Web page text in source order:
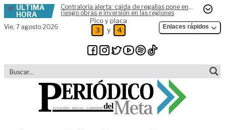
Skip to content
ÚLTIMA
HORA
Contraloría alerta: caída de regalías pone en
riesgo obras e inversión en las regiones
Vie, 7 agosto 2026
Pico y placa
3 y 4 Enlaces rápidos